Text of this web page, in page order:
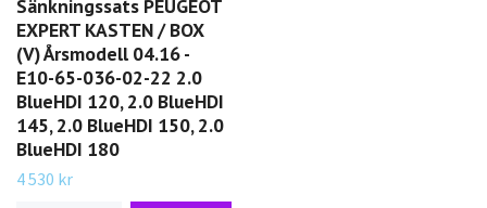
Sänkningssats PEUGEOT
EXPERT KASTEN / BOX
(V) Årsmodell 04.16 -
E10-65-036-02-22 2.0
BlueHDI 120, 2.0 BlueHDI
145, 2.0 BlueHDI 150, 2.0
BlueHDI 180
4 530 kr